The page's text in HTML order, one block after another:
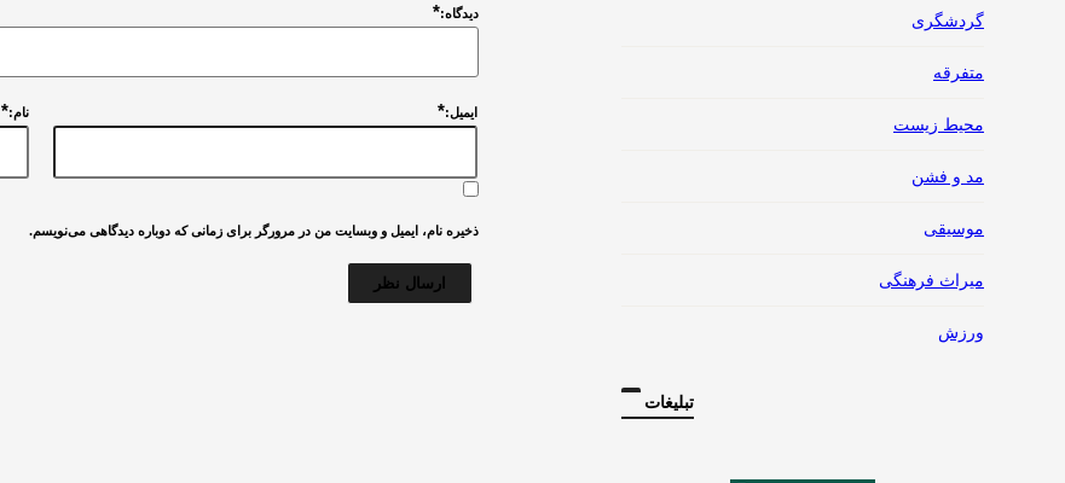
ديدگاه:*
نام:* ایمیل:*
ذخیره نام، ایمیل و وبسایت من در مرورگر برای زمانی که دوباره دیدگاهی می‌نویسم.
گردشگری
متفرقه
محیط زیست
مد و فشن
موسیقی
میراث فرهنگی
ورزش
تبلیغات